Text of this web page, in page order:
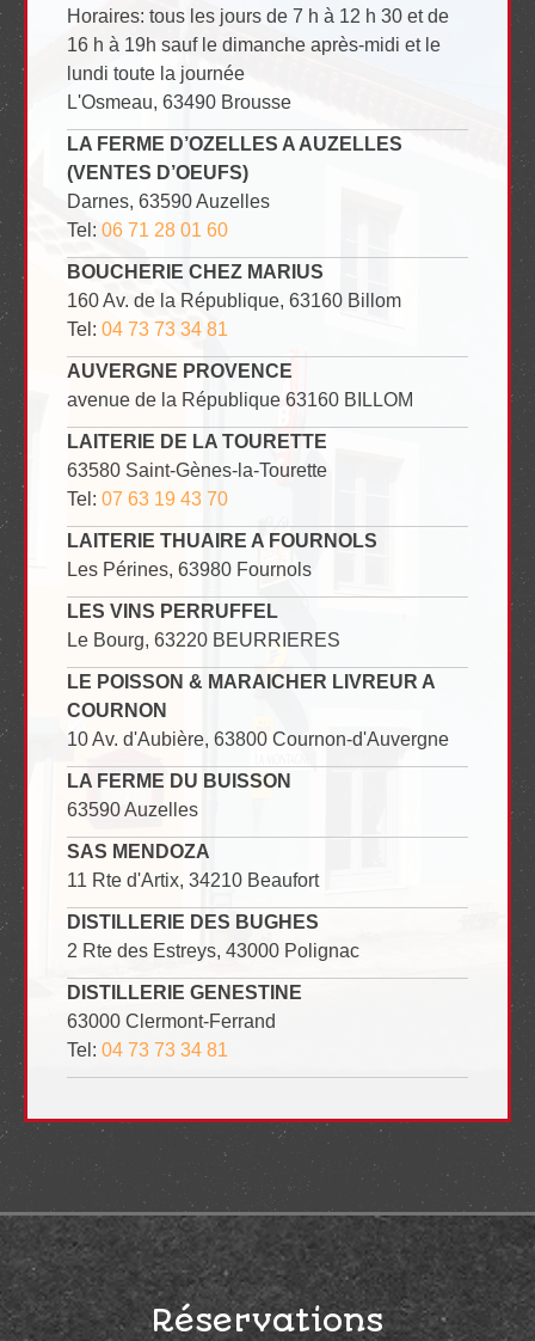
Horaires: tous les jours de 7 h à 12 h 30 et de
16 h à 19h sauf le dimanche après-midi et le
lundi toute la journée
L'Osmeau, 63490 Brousse
LA FERME D’OZELLES A AUZELLES
(VENTES D’OEUFS)
Darnes, 63590 Auzelles
Tel:06 71 28 01 60
BOUCHERIE CHEZ MARIUS
160 Av. de la République, 63160 Billom
Tel:04 73 73 34 81
AUVERGNE PROVENCE
avenue de la République 63160 BILLOM
LAITERIE DE LA TOURETTE
63580 Saint-Gènes-la-Tourette
Tel:07 63 19 43 70
LAITERIE THUAIRE A FOURNOLS
Les Pérines, 63980 Fournols
LES VINS PERRUFFEL
Le Bourg, 63220 BEURRIERES
LE POISSON & MARAICHER LIVREUR A
COURNON
10 Av. d'Aubière, 63800 Cournon-d'Auvergne
LA FERME DU BUISSON
63590 Auzelles
SAS MENDOZA
11 Rte d'Artix, 34210 Beaufort
DISTILLERIE DES BUGHES
2 Rte des Estreys, 43000 Polignac
DISTILLERIE GENESTINE
63000 Clermont-Ferrand
Tel:04 73 73 34 81
Réservations